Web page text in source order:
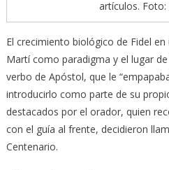
artículos.
El crecimiento biológico de Fidel
Martí como paradigma y el lugar
verbo de Apóstol, que le
introducirlo como parte de su
destacados por el orador, quien
con el guía al frente, decidieron
Centenario.